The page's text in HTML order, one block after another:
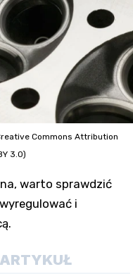
Commons Attribution
3.0)
warto sprawdzić
i